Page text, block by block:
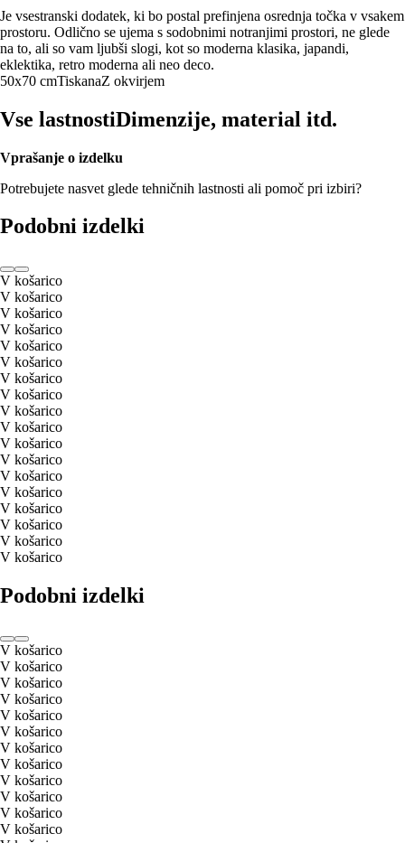
Je vsestranski dodatek, ki bo postal prefinjena osrednja točka v vsakem
prostoru. Odlično se ujema s sodobnimi notranjimi prostori, ne glede
na to, ali so vam ljubši slogi, kot so moderna klasika, japandi,
eklektika, retro moderna ali neo deco.
50x70 cmTiskanaZ okvirjem
Vse lastnostiDimenzije, material itd.
Vprašanje o izdelku
Potrebujete nasvet glede tehničnih lastnosti ali pomoč pri izbiri?
Podobni izdelki
V košarico
V košarico
V košarico
V košarico
V košarico
V košarico
V košarico
V košarico
V košarico
V košarico
V košarico
V košarico
V košarico
V košarico
V košarico
V košarico
V košarico
V košarico
Podobni izdelki
V košarico
V košarico
V košarico
V košarico
V košarico
V košarico
V košarico
V košarico
V košarico
V košarico
V košarico
V košarico